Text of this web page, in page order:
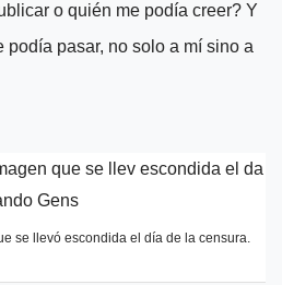
o quién me podía creer? Y
podía pasar, no solo a mí sino a
se llevó escondida el día de la censura.